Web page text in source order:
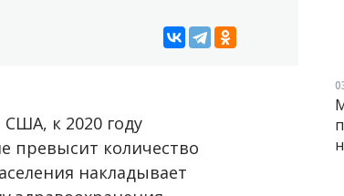
к 2020 году
превысит количество
накладывает